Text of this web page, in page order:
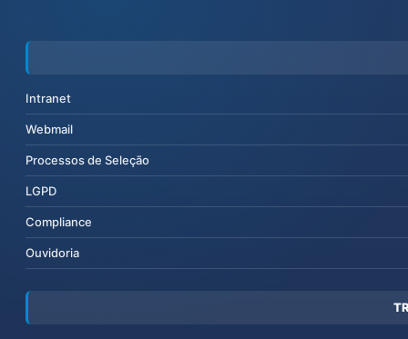
Intranet
Webmail
Processos de Seleção
LGPD
Compliance
Ouvidoria